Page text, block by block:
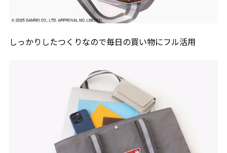
しっかりしたつくりなので毎日の買い物にフル活用